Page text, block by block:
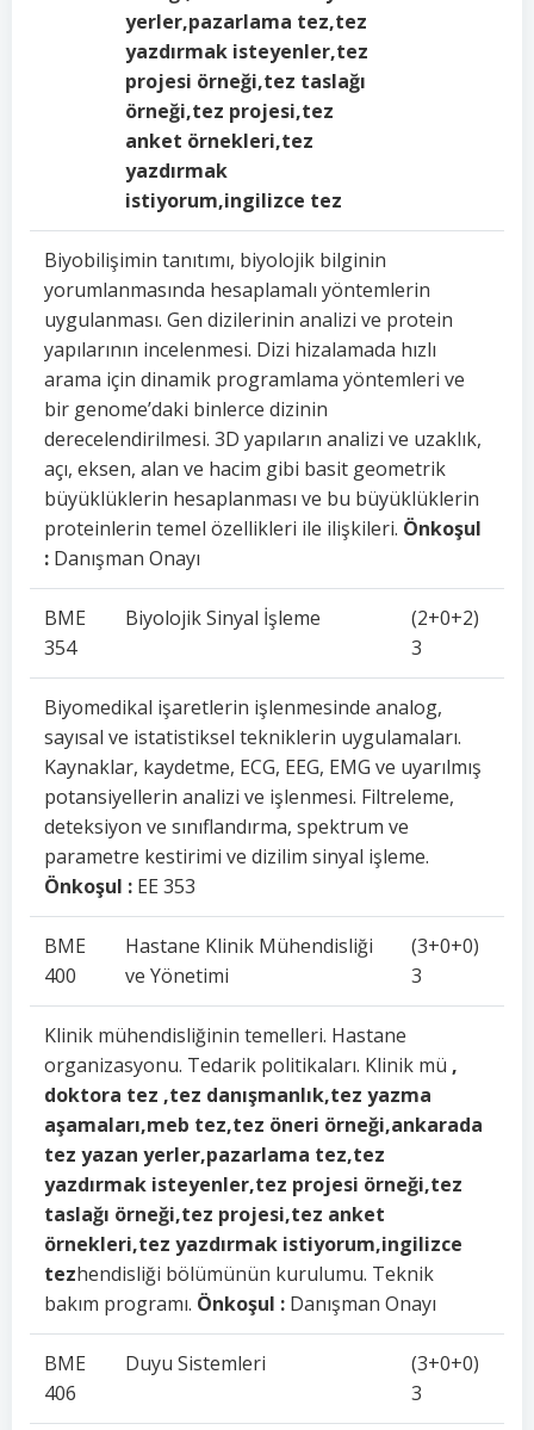
yerler,pazarlama tez,tez
yazdırmak isteyenler,tez
projesi örneği,tez taslağı
örneği,tez projesi,tez
anket örnekleri,tez
yazdırmak
istiyorum,ingilizce tez
Biyobilişimin tanıtımı, biyolojik bilginin
yorumlanmasında hesaplamalı yöntemlerin
uygulanması. Gen dizilerinin analizi ve protein
yapılarının incelenmesi. Dizi hizalamada hızlı
arama için dinamik programlama yöntemleri ve
bir genome’daki binlerce dizinin
derecelendirilmesi. 3D yapıların analizi ve uzaklık,
açı, eksen, alan ve hacim gibi basit geometrik
büyüklüklerin hesaplanması ve bu büyüklüklerin
proteinlerin temel özellikleri ile ilişkileri. Önkoşul
: Danışman Onayı
BME
354
Biyolojik Sinyal İşleme
(2+0+2)
3
Biyomedikal işaretlerin işlenmesinde analog,
sayısal ve istatistiksel tekniklerin uygulamaları.
Kaynaklar, kaydetme, ECG, EEG, EMG ve uyarılmış
potansiyellerin analizi ve işlenmesi. Filtreleme,
deteksiyon ve sınıflandırma, spektrum ve
parametre kestirimi ve dizilim sinyal işleme.
Önkoşul : EE 353
BME
400
Hastane Klinik Mühendisliği
ve Yönetimi
(3+0+0)
3
Klinik mühendisliğinin temelleri. Hastane
organizasyonu. Tedarik politikaları. Klinik mü ,
doktora tez ,tez danışmanlık,tez yazma
aşamaları,meb tez,tez öneri örneği,ankarada
tez yazan yerler,pazarlama tez,tez
yazdırmak isteyenler,tez projesi örneği,tez
taslağı örneği,tez projesi,tez anket
örnekleri,tez yazdırmak istiyorum,ingilizce
tezhendisliği bölümünün kurulumu. Teknik
bakım programı. Önkoşul : Danışman Onayı
BME
406
Duyu Sistemleri
(3+0+0)
3